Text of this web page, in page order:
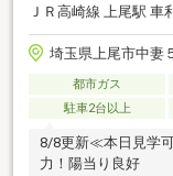
ＪＲ高崎線 上尾駅 車
埼玉県上尾市中妻
都市ガス
駐車2台以上
8/8更新≪本日見学
力！陽当り良好